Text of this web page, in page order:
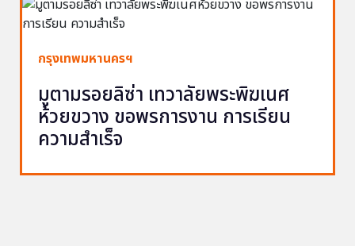
กรุงเทพมหานครฯ
มูตามรอยลิซ่า เทวาลัยพระพิฆเนศ
ห้วยขวาง ขอพรการงาน การเรียน
ความสำเร็จ